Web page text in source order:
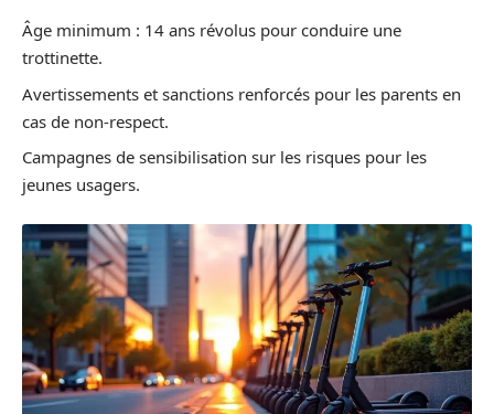
Âge minimum : 14 ans révolus pour conduire une
trottinette.
Avertissements et sanctions renforcés pour les parents en
cas de non-respect.
Campagnes de sensibilisation sur les risques pour les
jeunes usagers.